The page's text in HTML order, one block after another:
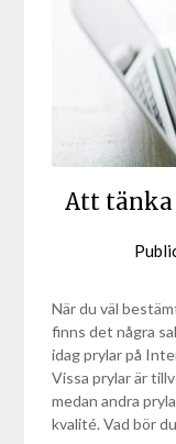
Att tänka
När du väl
finns det några
idag prylar på
Vissa prylar är
medan andra
kvalité. Vad bör